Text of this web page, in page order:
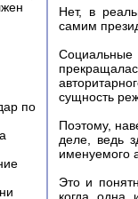
по
Нет, в
самим
Социальные
сущность
Поэтому,
деле, ведь
именуемого
Это и